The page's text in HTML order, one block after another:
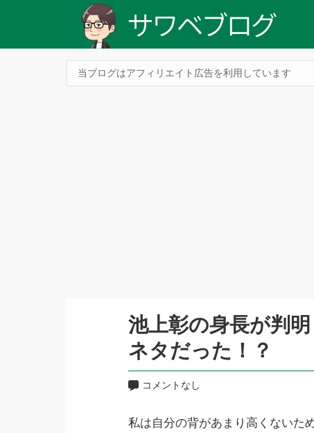
当ブログはアフィリエイト広告を利用しています
池上彰の身長が判
ネタだった！？
コメントなし
私は自分の背があまり高くないた